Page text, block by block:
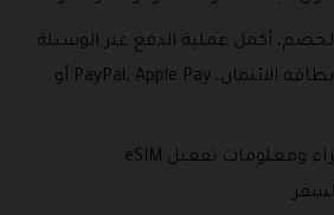
أكمل عملية الدفع عبر الوسيلة
التي تناسبك مثل بطاقة الائتمان، PayPal، Apple Pay أو
احتفظ بتأكيد الشراء ومعلومات تفعيل eSIM